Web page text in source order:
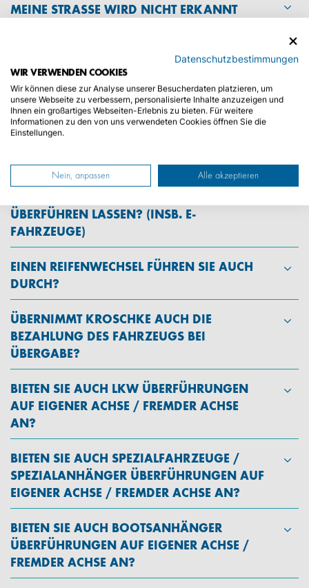
MEINE STRASSE WIRD NICHT ERKANNT
UNTERWEGS EINE PANNE HAT?
WER IST MEIN ANSPRECHPARTNER?
FRISTEN
ÜBERFÜHREN LASSEN? (INSB. E-
FAHRZEUGE)
EINEN REIFENWECHSEL FÜHREN SIE AUCH
DURCH?
ÜBERNIMMT KROSCHKE AUCH DIE
BEZAHLUNG DES FAHRZEUGS BEI
ÜBERGABE?
BIETEN SIE AUCH LKW ÜBERFÜHRUNGEN
AUF EIGENER ACHSE / FREMDER ACHSE
AN?
BIETEN SIE AUCH SPEZIALFAHRZEUGE /
SPEZIALANHÄNGER ÜBERFÜHRUNGEN AUF
EIGENER ACHSE / FREMDER ACHSE AN?
BIETEN SIE AUCH BOOTSANHÄNGER
ÜBERFÜHRUNGEN AUF EIGENER ACHSE /
FREMDER ACHSE AN?
Datenschutzbestimmungen
WIR VERWENDEN COOKIES
Wir können diese zur Analyse unserer Besucherdaten platzieren, um
unsere Webseite zu verbessern, personalisierte Inhalte anzuzeigen und
Ihnen ein großartiges Webseiten-Erlebnis zu bieten. Für weitere
Informationen zu den von uns verwendeten Cookies öffnen Sie die
Einstellungen.
Nein, anpassen Alle akzeptieren